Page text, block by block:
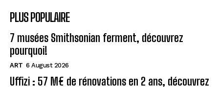
PLUS POPULAIRE
7 musées Smithsonian ferment, découvrez
pourquoi!
ART 6 August 2026
Uffizi : 57 M€ de rénovations en 2 ans, découvrez